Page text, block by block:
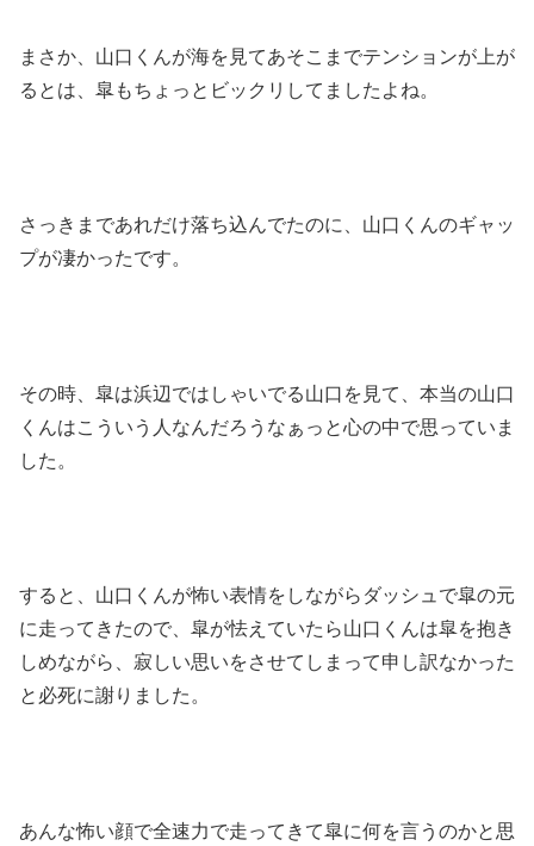
まさか、山口くんが海を見てあそこまでテンションが上が
るとは、皐もちょっとビックリしてましたよね。
さっきまであれだけ落ち込んでたのに、山口くんのギャッ
プが凄かったです。
その時、皐は浜辺ではしゃいでる山口を見て、本当の山口
くんはこういう人なんだろうなぁっと心の中で思っていま
した。
すると、山口くんが怖い表情をしながらダッシュで皐の元
に走ってきたので、皐が怯えていたら山口くんは皐を抱き
しめながら、寂しい思いをさせてしまって申し訳なかった
と必死に謝りました。
あんな怖い顔で全速力で走ってきて皐に何を言うのかと思